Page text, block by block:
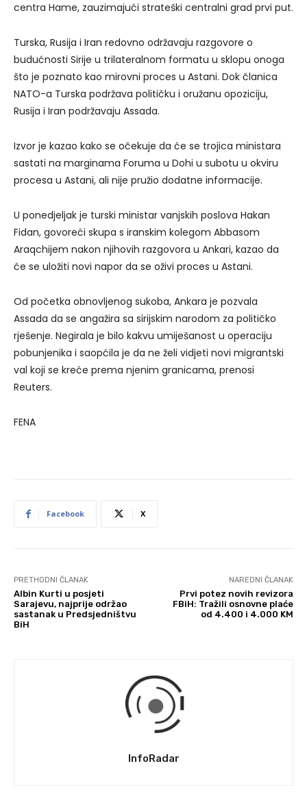
centra Hame, zauzimajući strateški centralni grad prvi put.
Turska, Rusija i Iran redovno održavaju razgovore o
budućnosti Sirije u trilateralnom formatu u sklopu onoga
što je poznato kao mirovni proces u Astani. Dok članica
NATO-a Turska podržava političku i oružanu opoziciju,
Rusija i Iran podržavaju Assada.
Izvor je kazao kako se očekuje da će se trojica ministara
sastati na marginama Foruma u Dohi u subotu u okviru
procesa u Astani, ali nije pružio dodatne informacije.
U ponedjeljak je turski ministar vanjskih poslova Hakan
Fidan, govoreći skupa s iranskim kolegom Abbasom
Araqchijem nakon njihovih razgovora u Ankari, kazao da
će se uložiti novi napor da se oživi proces u Astani.
Od početka obnovljenog sukoba, Ankara je pozvala
Assada da se angažira sa sirijskim narodom za političko
rješenje. Negirala je bilo kakvu umiješanost u operaciju
pobunjenika i saopćila je da ne želi vidjeti novi migrantski
val koji se kreće prema njenim granicama, prenosi
Reuters.
FENA
Facebook X
PRETHODNI ČLANAK
Albin Kurti u posjeti
Sarajevu, najprije održao
sastanak u Predsjedništvu
BiH
NAREDNI ČLANAK
Prvi potez novih revizora
FBiH: Tražili osnovne plaće
od 4.400 i 4.000 KM
InfoRadar